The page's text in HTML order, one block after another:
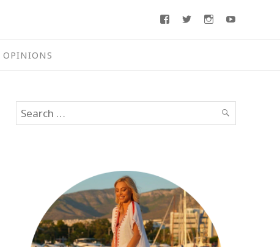
FacebookTwitterInstagram
OPINIONS
Search
for:
SEARCH